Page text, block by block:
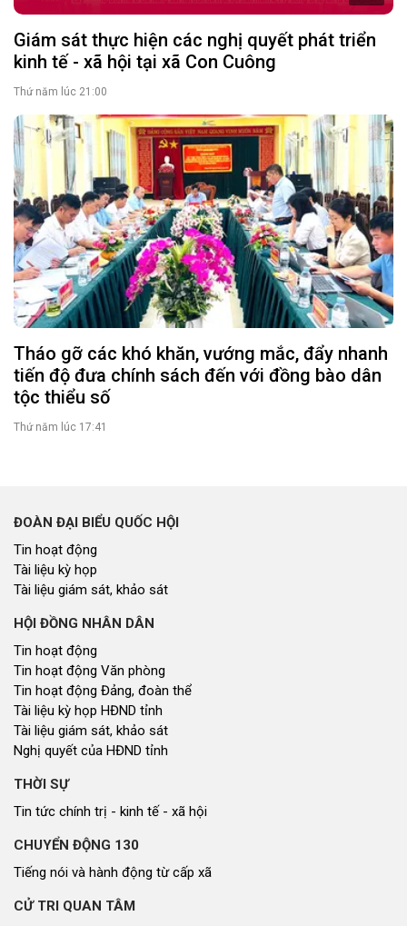
Giám sát thực hiện các nghị quyết phát triển
kinh tế - xã hội tại xã Con Cuông
Thứ năm lúc 21:00
Tháo gỡ các khó khăn, vướng mắc, đẩy nhanh
tiến độ đưa chính sách đến với đồng bào dân
tộc thiểu số
Thứ năm lúc 17:41
ĐOÀN ĐẠI BIỂU QUỐC HỘI
Tin hoạt động
Tài liệu kỳ họp
Tài liệu giám sát, khảo sát
HỘI ĐỒNG NHÂN DÂN
Tin hoạt động
Tin hoạt động Văn phòng
Tin hoạt động Đảng, đoàn thể
Tài liệu kỳ họp HĐND tỉnh
Tài liệu giám sát, khảo sát
Nghị quyết của HĐND tỉnh
THỜI SỰ
Tin tức chính trị - kinh tế - xã hội
CHUYỂN ĐỘNG 130
Tiếng nói và hành động từ cấp xã
CỬ TRI QUAN TÂM